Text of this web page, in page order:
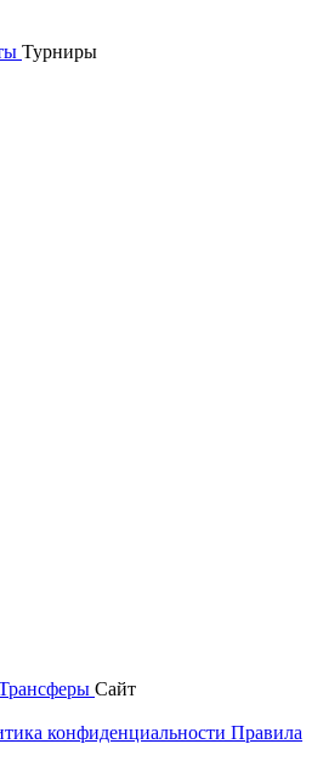
Турниры
Сайт
конфиденциальности Правила